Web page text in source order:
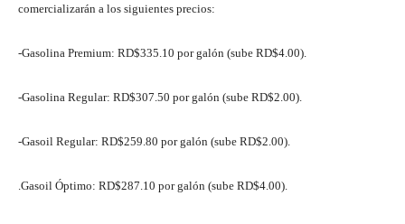
comercializarán a los siguientes precios:
-Gasolina Premium: RD$335.10 por galón (sube RD$4.00).
-Gasolina Regular: RD$307.50 por galón (sube RD$2.00).
-Gasoil Regular: RD$259.80 por galón (sube RD$2.00).
.Gasoil Óptimo: RD$287.10 por galón (sube RD$4.00).